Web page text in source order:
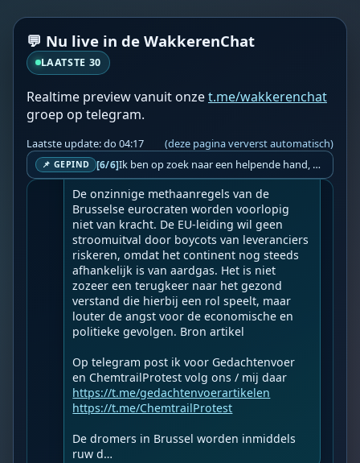
💬 Nu live in de WakkerenChat
LAATSTE 30
Realtime preview vanuit onzet.me/wakkerenchat
groep op telegram.
Laatste update: do 04:17 (deze pagina ververst automatisch)
📌 GEPIND [6/6] Ik ben op zoek naar een helpende hand, een menselijk oog, een admin die helpt met controleren of de chat wel correct word gemodereerd word door NoMoSpam. 98% gaat automatisch goed, toch ik dit nooit helemaal loslaten en moet er altijd een mens mee blijven opletten bij elke beslissing die gemaakt word. Waar bestaan de werkzaamheden uit? Mee kijken in admin log kanaal naar alle drugs/porno/scams die voorbij komen en in het geval van een randgevalletje, ingrijpen en b.v. een verwijderd maar wel toegestaan bericht terug plaatsen met een druk op de knop. tsja zo banaal en simpel is het gesteld.. Word je hier blij van? Nee. Strookt het je ego? Nee. Word je er beter van? Nee. Kost het veel tijd? Totaal niet, consistentie en regelmaat is belangrijker dan 'er even voor kunnen gaan zitten'.. het werk is in een paar seconden gepiept.. je checkt puur of AI de juiste beslissing heeft gemaakt.. …
WF Wakkere Fabels do 02:10
☀️Create a Better World☀️
EU zwicht voor waanzinnige methaanboete
Geupload door:
Wereldwijde ‘Staatsgreep’ 6 jaar sinds 17-
03-2020 zichtbare dictatuur.
De onzinnige methaanregels van de
Brusselse eurocraten worden voorlopig
niet van kracht. De EU-leiding wil geen
stroomuitval door boycots van leveranciers
riskeren, omdat het continent nog steeds
afhankelijk is van aardgas. Het is niet
zozeer een terugkeer naar het gezond
verstand die hierbij een rol speelt, maar
louter de angst voor de economische en
politieke gevolgen. Bron artikel
Op telegram post ik voor Gedachtenvoer
https://t.me/gedachtenvoerartikelen
https://t.me/ChemtrailProtest
De dromers in Brussel worden inmiddels
ruw d…